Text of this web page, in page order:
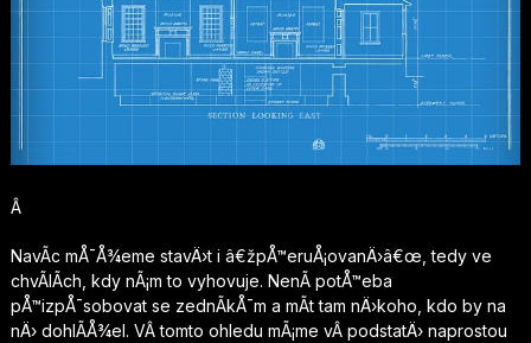
Â
NavÃ­c mÅ¯Å¾eme stavÄ›t i â€žpÅ™eruÅ¡ovanÄ›â€œ, tedy ve
chvÃ­lÃ­ch, kdy nÃ¡m to vyhovuje. NenÃ­ potÅ™eba
pÅ™izpÅ¯sobovat se zednÃ­kÅ¯m a mÃ­t tam nÄ›koho, kdo by na
nÄ› dohlÃ­Å¾el. VÂ tomto ohledu mÃ¡me vÂ podstatÄ› naprostou